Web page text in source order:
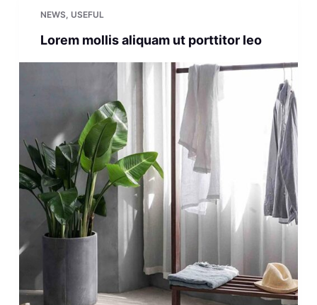
NEWS, USEFUL
Lorem mollis aliquam ut porttitor leo